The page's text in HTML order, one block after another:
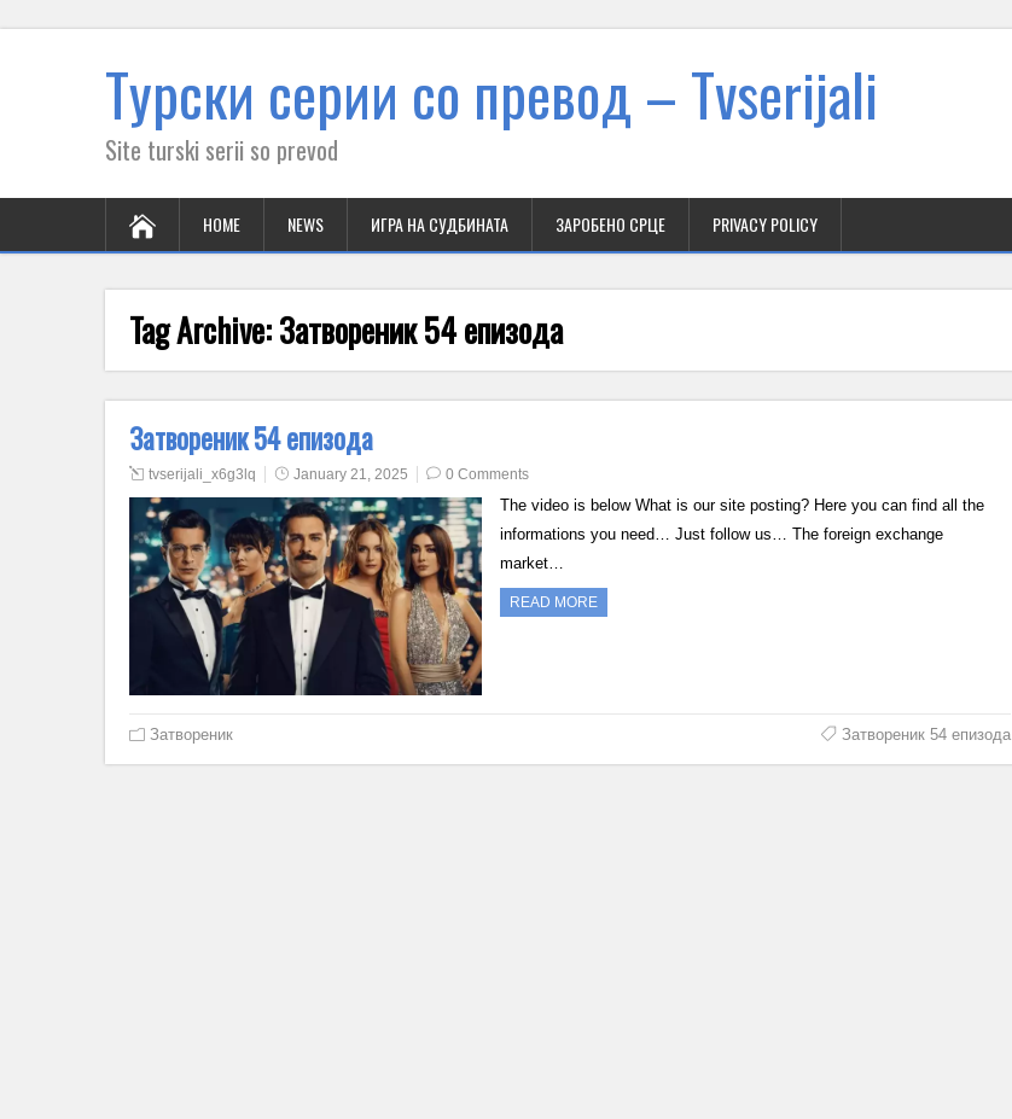
Tурски серии со превод – Тvserijali
Site turski serii so prevod
HOME NEWS ИГРА НА СУДБИНАТА ЗАРОБЕНО СРЦЕ PRIVACY POLICY
Tag Archive:Затвореник 54 епизода
Затвореник 54 епизода
tvserijali_x6g3lq January 21, 2025 0 Comments
The video is below What is our site posting? Here you can find all the
informations you need… Just follow us… The foreign exchange
market…
READ MORE
Затвореник Затвореник 54 епизода